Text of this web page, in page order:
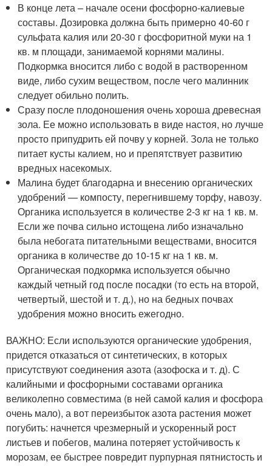
В конце лета – начале осени фосфорно-калиевые
составы. Дозировка должна быть примерно 40-60 г
сульфата калия или 20-30 г фосфоритной муки на 1
кв. м площади, занимаемой корнями малины.
Подкормка вносится либо с водой в растворенном
виде, либо сухим веществом, после чего малинник
следует обильно полить.
Сразу после плодоношения очень хороша древесная
зола. Ее можно использовать в виде настоя, но лучше
просто припудрить ей почву у корней. Зола не только
питает кусты калием, но и препятствует развитию
вредных насекомых.
Малина будет благодарна и внесению органических
удобрений — компосту, перегнившему торфу, навозу.
Органика используется в количестве 2-3 кг на 1 кв. м.
Если же почва сильно истощена либо изначально
была небогата питательными веществами, вносится
органика в количестве до 10-15 кг на 1 кв. м.
Органическая подкормка используется обычно
каждый четный год после посадки (то есть на второй,
четвертый, шестой и т. д.), но на бедных почвах
удобрения можно вносить ежегодно.
ВАЖНО: Если используются органические удобрения,
придется отказаться от синтетических, в которых
присутствуют соединения азота (азофоска и т. д). С
калийными и фосфорными составами органика
великолепно совместима (в ней самой калия и фосфора
очень мало), а вот переизбыток азота растения может
погубить: начнется чрезмерный и ускоренный рост
листьев и побегов, малина потеряет устойчивость к
морозам, ее быстрее повредит пурпурная пятнистость и